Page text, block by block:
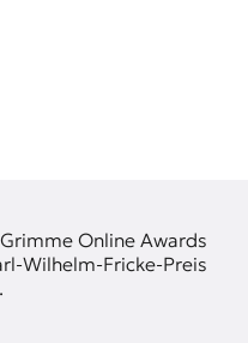
Online Awards
Wilhelm-Fricke-Preis